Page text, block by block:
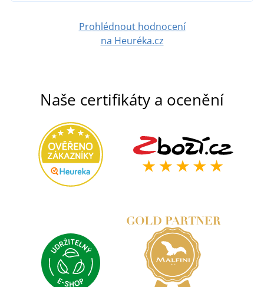
Prohlédnout hodnocení
na Heuréka.cz
Naše certifikáty a ocenění